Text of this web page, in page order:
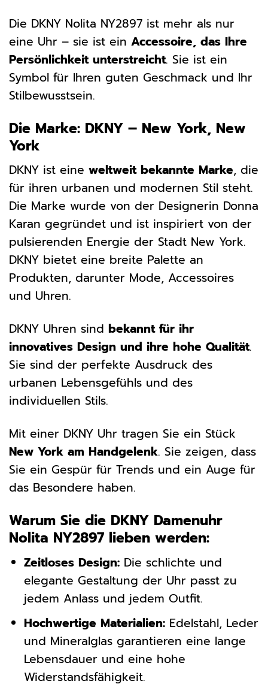
Die DKNY Nolita NY2897 ist mehr als nur
eine Uhr – sie ist ein Accessoire, das Ihre
Persönlichkeit unterstreicht. Sie ist ein
Symbol für Ihren guten Geschmack und Ihr
Stilbewusstsein.
Die Marke: DKNY – New York, New
York
DKNY ist eine weltweit bekannte Marke, die
für ihren urbanen und modernen Stil steht.
Die Marke wurde von der Designerin Donna
Karan gegründet und ist inspiriert von der
pulsierenden Energie der Stadt New York.
DKNY bietet eine breite Palette an
Produkten, darunter Mode, Accessoires
und Uhren.
DKNY Uhren sind bekannt für ihr
innovatives Design und ihre hohe Qualität.
Sie sind der perfekte Ausdruck des
urbanen Lebensgefühls und des
individuellen Stils.
Mit einer DKNY Uhr tragen Sie ein Stück
New York am Handgelenk. Sie zeigen, dass
Sie ein Gespür für Trends und ein Auge für
das Besondere haben.
Warum Sie die DKNY Damenuhr
Nolita NY2897 lieben werden:
Zeitloses Design:Die schlichte und
elegante Gestaltung der Uhr passt zu
jedem Anlass und jedem Outfit.
Hochwertige Materialien:Edelstahl, Leder
und Mineralglas garantieren eine lange
Lebensdauer und eine hohe
Widerstandsfähigkeit.